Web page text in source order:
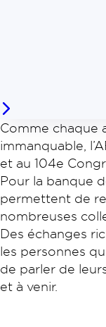
Comme chaque
immanquable,
et au 104e
Pour la banque
permettent de
nombreuses
Des échanges
les personnes
de parler de
et à venir.